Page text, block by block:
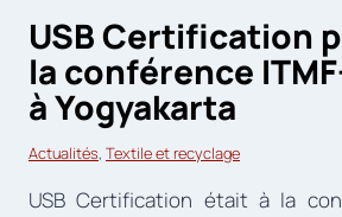
USB Certification
la conférence
à Yogyakarta
Actualités, Textile et recyclage
USB Certification était à la